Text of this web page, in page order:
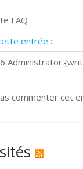
360°
installer Google
FAQ
entrée :
Administrator
commenter cet